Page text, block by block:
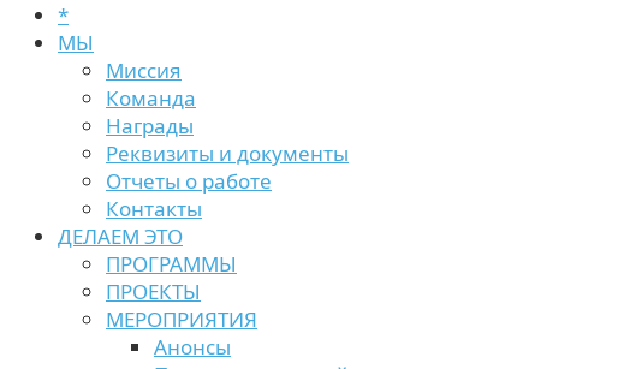
*
МЫ
Миссия
Команда
Награды
Реквизиты и документы
Отчеты о работе
Контакты
ДЕЛАЕМ ЭТО
ПРОГРАММЫ
ПРОЕКТЫ
МЕРОПРИЯТИЯ
Анонсы